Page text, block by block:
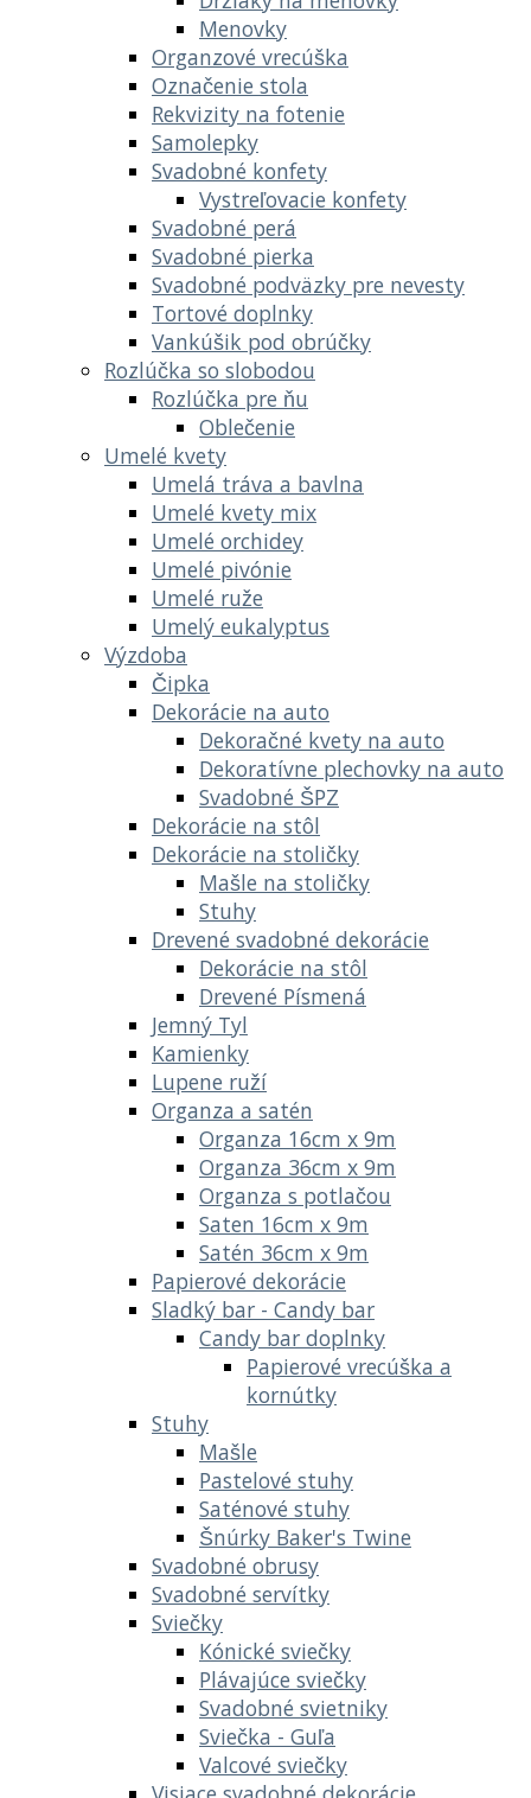
Menovky
Organzové vrecúška
Označenie stola
Rekvizity na fotenie
Samolepky
Svadobné konfety
Vystreľovacie konfety
Svadobné perá
Svadobné pierka
Svadobné podväzky pre nevesty
Tortové doplnky
Vankúšik pod obrúčky
Rozlúčka so slobodou
Rozlúčka pre ňu
Oblečenie
Umelé kvety
Umelá tráva a bavlna
Umelé kvety mix
Umelé orchidey
Umelé pivónie
Umelé ruže
Umelý eukalyptus
Výzdoba
Čipka
Dekorácie na auto
Dekoračné kvety na auto
Dekoratívne plechovky na auto
Svadobné ŠPZ
Dekorácie na stôl
Dekorácie na stoličky
Mašle na stoličky
Stuhy
Drevené svadobné dekorácie
Dekorácie na stôl
Drevené Písmená
Jemný Tyl
Kamienky
Lupene ruží
Organza a satén
Organza 16cm x 9m
Organza 36cm x 9m
Organza s potlačou
Saten 16cm x 9m
Satén 36cm x 9m
Papierové dekorácie
Sladký bar - Candy bar
Candy bar doplnky
Papierové vrecúška a
kornútky
Stuhy
Mašle
Pastelové stuhy
Saténové stuhy
Šnúrky Baker's Twine
Svadobné obrusy
Svadobné servítky
Sviečky
Kónické sviečky
Plávajúce sviečky
Svadobné svietniky
Sviečka - Guľa
Valcové sviečky